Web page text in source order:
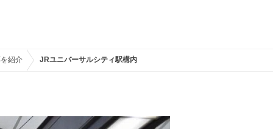
紹介 JRユニバーサルシティ駅構内